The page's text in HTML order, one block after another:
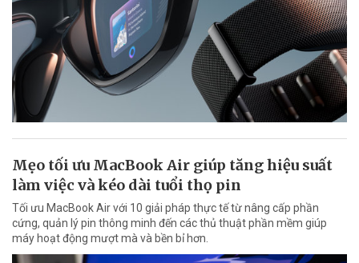
Mẹo tối ưu MacBook Air giúp tăng hiệu suất
làm việc và kéo dài tuổi thọ pin
Tối ưu MacBook Air với 10 giải pháp thực tế từ nâng cấp phần
cứng, quản lý pin thông minh đến các thủ thuật phần mềm giúp
máy hoạt động mượt mà và bền bỉ hơn.